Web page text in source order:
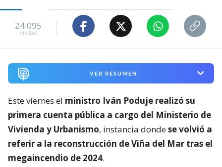
24.095
visitas
VER RESUMEN
Este viernes el ministro Iván Poduje realizó su
primera cuenta pública a cargo del Ministerio de
Vivienda y Urbanismo, instancia dondese volvió a
referir a la reconstrucción de Viña del Mar tras el
megaincendio de 2024.